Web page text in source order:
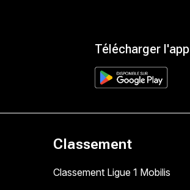
Télécharger l'app
Classement
Classement Ligue 1 Mobilis